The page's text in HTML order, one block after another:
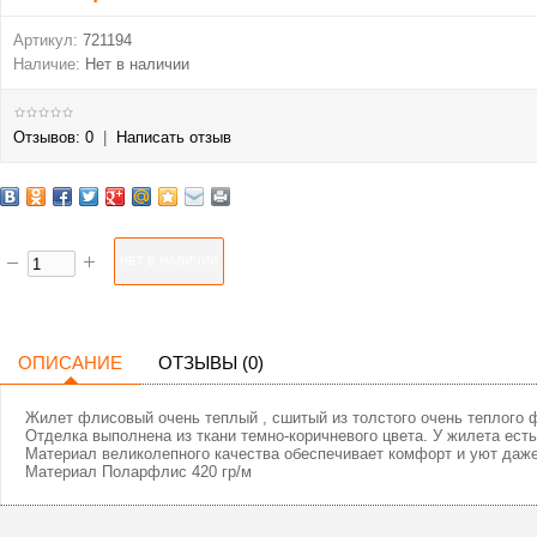
Артикул: 721194
Наличие: Нет в наличии
Отзывов: 0 Написать отзыв
ОПИСАНИЕ ОТЗЫВЫ (0)
Жилет флисовый очень теплый , сшитый из толстого очень теплого
Отделка выполнена из ткани темно-коричневого цвета. У жилета
Материал великолепного качества обеспечивает комфорт и уют
Материал Поларфлис 420 гр/м